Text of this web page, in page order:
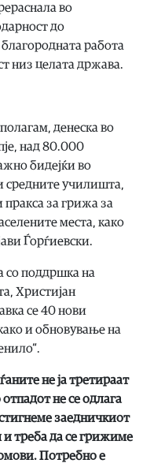
во
до
работа
низ целата држава.
денеска во
над 80.000
бидејќи во
средните училишта,
пракса за грижа за
места, како
Ѓорѓиевски.
поддршка на
Христијан
се 40 нови
и обновување на
не ја третираат
не се одлага
заедничкиот
и треба да се грижиме
Потребно е